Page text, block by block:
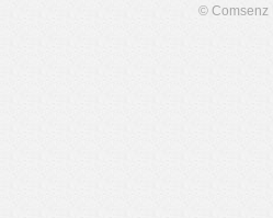
© Comsenz